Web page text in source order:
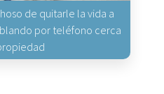
de quitarle la vida a
por teléfono cerca